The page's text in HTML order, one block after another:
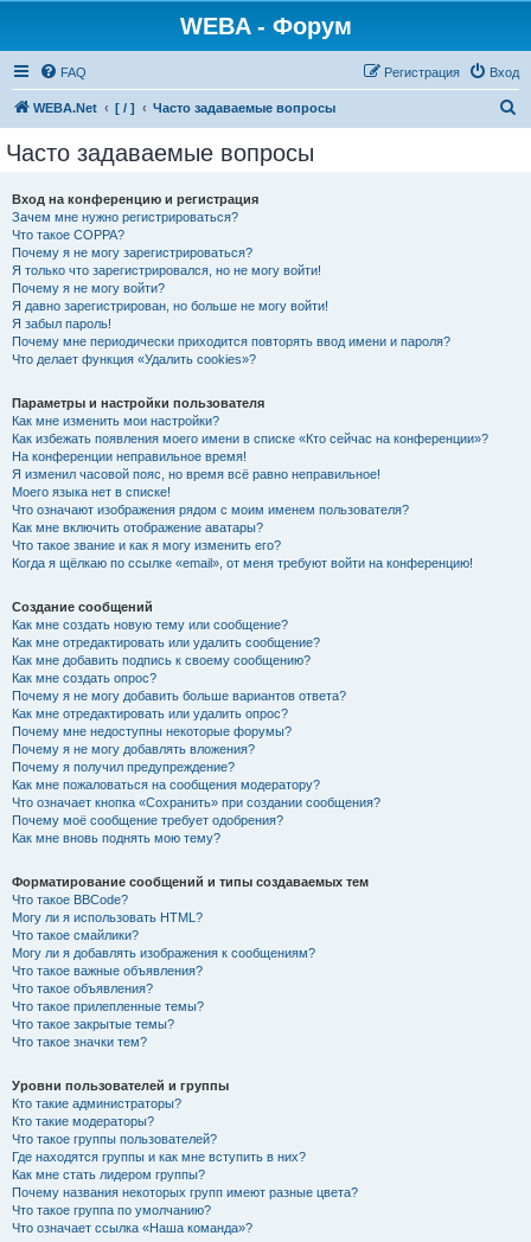
WEBA - Форум
FAQ Вход
Регистрация
WEBA.Net [ / ] Часто задаваемые вопросы
Часто задаваемые вопросы
Вход на конференцию и регистрация
Зачем мне нужно регистрироваться?
Что такое COPPA?
Почему я не могу зарегистрироваться?
Я только что зарегистрировался, но не могу войти!
Почему я не могу войти?
Я давно зарегистрирован, но больше не могу войти!
Я забыл пароль!
Почему мне периодически приходится повторять ввод имени и пароля?
Что делает функция «Удалить cookies»?
Параметры и настройки пользователя
Как мне изменить мои настройки?
Как избежать появления моего имени в списке «Кто сейчас на конференции»?
На конференции неправильное время!
Я изменил часовой пояс, но время всё равно неправильное!
Моего языка нет в списке!
Что означают изображения рядом с моим именем пользователя?
Как мне включить отображение аватары?
Что такое звание и как я могу изменить его?
Когда я щёлкаю по ссылке «email», от меня требуют войти на конференцию!
Создание сообщений
Как мне создать новую тему или сообщение?
Как мне отредактировать или удалить сообщение?
Как мне добавить подпись к своему сообщению?
Как мне создать опрос?
Почему я не могу добавить больше вариантов ответа?
Как мне отредактировать или удалить опрос?
Почему мне недоступны некоторые форумы?
Почему я не могу добавлять вложения?
Почему я получил предупреждение?
Как мне пожаловаться на сообщения модератору?
Что означает кнопка «Сохранить» при создании сообщения?
Почему моё сообщение требует одобрения?
Как мне вновь поднять мою тему?
Форматирование сообщений и типы создаваемых тем
Что такое BBCode?
Могу ли я использовать HTML?
Что такое смайлики?
Могу ли я добавлять изображения к сообщениям?
Что такое важные объявления?
Что такое объявления?
Что такое прилепленные темы?
Что такое закрытые темы?
Что такое значки тем?
Уровни пользователей и группы
Кто такие администраторы?
Кто такие модераторы?
Что такое группы пользователей?
Где находятся группы и как мне вступить в них?
Как мне стать лидером группы?
Почему названия некоторых групп имеют разные цвета?
Что такое группа по умолчанию?
Что означает ссылка «Наша команда»?